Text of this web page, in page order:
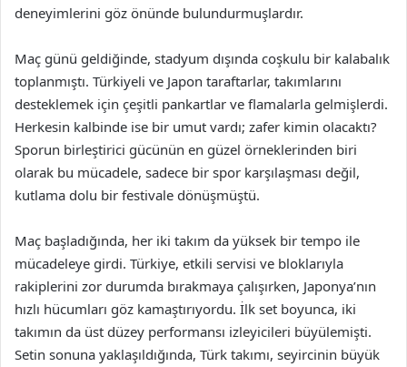
deneyimlerini göz önünde bulundurmuşlardır.
Maç günü geldiğinde, stadyum dışında coşkulu bir kalabalık
toplanmıştı. Türkiyeli ve Japon taraftarlar, takımlarını
desteklemek için çeşitli pankartlar ve flamalarla gelmişlerdi.
Herkesin kalbinde ise bir umut vardı; zafer kimin olacaktı?
Sporun birleştirici gücünün en güzel örneklerinden biri
olarak bu mücadele, sadece bir spor karşılaşması değil,
kutlama dolu bir festivale dönüşmüştü.
Maç başladığında, her iki takım da yüksek bir tempo ile
mücadeleye girdi. Türkiye, etkili servisi ve bloklarıyla
rakiplerini zor durumda bırakmaya çalışırken, Japonya’nın
hızlı hücumları göz kamaştırıyordu. İlk set boyunca, iki
takımın da üst düzey performansı izleyicileri büyülemişti.
Setin sonuna yaklaşıldığında, Türk takımı, seyircinin büyük